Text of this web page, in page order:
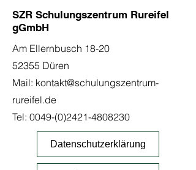
SZR Schulungszentrum Rureifel
gGmbH
Am Ellernbusch 18-20
52355 Düren
Mail: kontakt@schulungszentrum-
rureifel.de
Tel: 0049-(0)2421-4808230
Datenschutzerklärung